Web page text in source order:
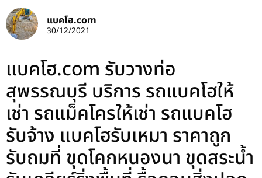
แบคโฮ.com
30/12/2021
แบคโฮ.com รับวางท่อ
สุพรรณบุรี บริการ รถแบคโฮให้
เช่า รถแม็คโครให้เช่า รถแบคโฮ
รับจ้าง แบคโฮรับเหมา ราคาถูก
รับถมที่ ขุดโคกหนองนา ขุดสระน้ำ